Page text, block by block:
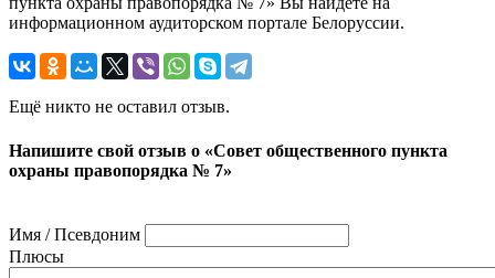
информационном аудиторском портале Белоруссии.
Ещё никто не оставил отзыв.
Напишите свой отзыв о «Совет общественного пункта
охраны правопорядка № 7»
Имя / Псевдоним
Плюсы